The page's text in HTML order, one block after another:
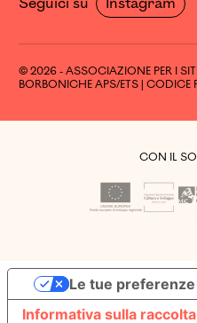
© 2026 - ASSOCIAZIONE PER I SITI
BORBONICHE APS/ETS | CODICE
CON IL
Informativa sulla raccolta
Le tue